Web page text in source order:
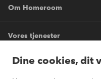
Dine cookies, dit
Om Homeroom
Vores tjenester
Vilkår